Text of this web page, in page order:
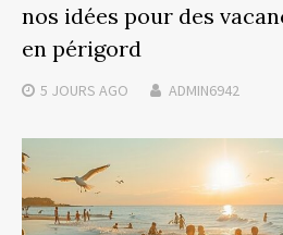
nos idées pour des
en périgord
5 JOURS AGO ADMIN6942